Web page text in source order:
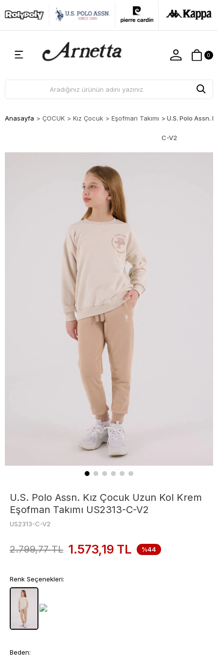
0
Anasayfa > ÇOCUK > Kız Çocuk > Eşofman Takımı > U.S. Polo Assn.
C-V2
U.S. Polo Assn. Kız Çocuk Uzun Kol Krem
Eşofman Takımı US2313-C-V2
US2313-C-V2
2.799,77TL 1.573,19 TL %44
Renk Seçenekleri:
Beden: